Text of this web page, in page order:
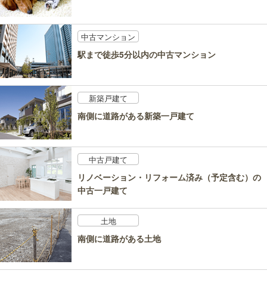
中古マンション
駅まで徒歩5分以内の中古マンション
新築戸建て
南側に道路がある新築一戸建て
中古戸建て
リノベーション・リフォーム済み（予定含む）の
中古一戸建て
土地
南側に道路がある土地